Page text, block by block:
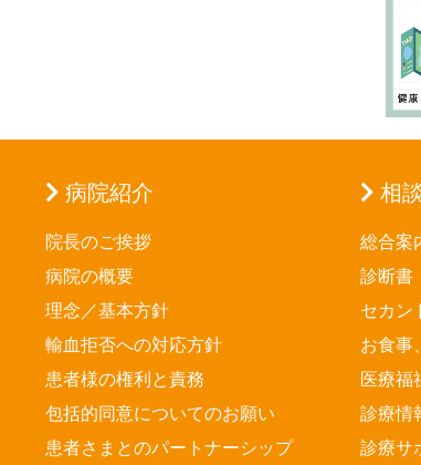
病院紹介
院長のご挨拶
病院の概要
理念／基本方針
輸血拒否への対応方針
患者様の権利と責務
包括的同意についてのお願い
患者さまとのパートナーシップ
相
総合案
診断書
セカン
お食事
医療福
診療情
診療サ